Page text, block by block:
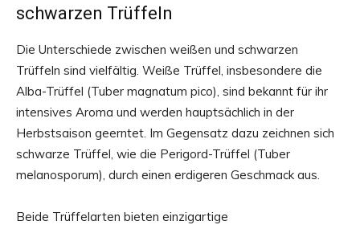
schwarzen Trüffeln
Die Unterschiede zwischen weißen und schwarzen
Trüffeln sind vielfältig. Weiße Trüffel, insbesondere die
Alba-Trüffel (Tuber magnatum pico), sind bekannt für ihr
intensives Aroma und werden hauptsächlich in der
Herbstsaison geerntet. Im Gegensatz dazu zeichnen sich
schwarze Trüffel, wie die Perigord-Trüffel (Tuber
melanosporum), durch einen erdigeren Geschmack aus.
Beide Trüffelarten bieten einzigartige